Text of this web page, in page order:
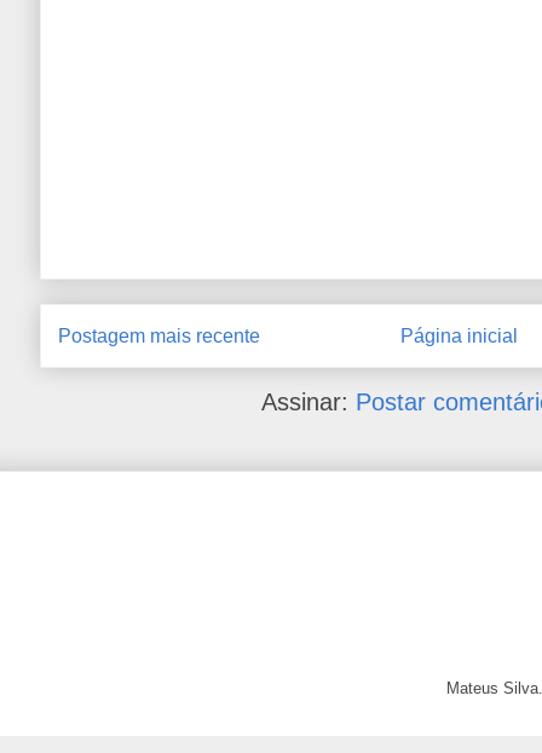
Postagem mais recente Página inicial
Assinar: Postar
Mateus